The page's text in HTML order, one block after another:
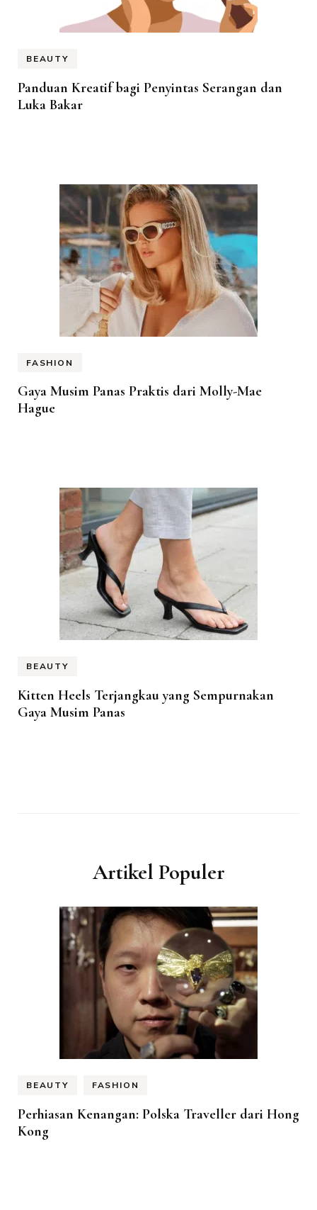
BEAUTY
Panduan Kreatif bagi Penyintas Serangan dan
Luka Bakar
FASHION
Gaya Musim Panas Praktis dari Molly-Mae
Hague
BEAUTY
Kitten Heels Terjangkau yang Sempurnakan
Gaya Musim Panas
Artikel Populer
BEAUTY FASHION
Perhiasan Kenangan: Polska Traveller dari Hong
Kong